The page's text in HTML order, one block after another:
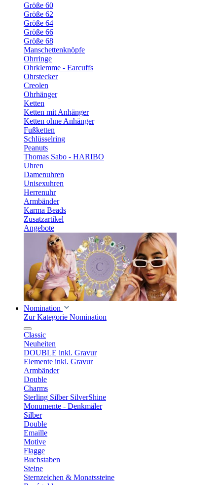
Größe 60
Größe 62
Größe 64
Größe 66
Größe 68
Manschettenknöpfe
Ohrringe
Ohrklemme - Earcuffs
Ohrstecker
Creolen
Ohrhänger
Ketten
Ketten mit Anhänger
Ketten ohne Anhänger
Fußketten
Schlüsselring
Peanuts
Thomas Sabo - HARIBO
Uhren
Damenuhren
Unisexuhren
Herrenuhr
Armbänder
Karma Beads
Zusatzartikel
Angebote
Nomination
Zur Kategorie Nomination
Classic
Neuheiten
DOUBLE inkl. Gravur
Elemente inkl. Gravur
Armbänder
Double
Charms
Sterling Silber SilverShine
Monumente - Denkmäler
Silber
Double
Emaille
Motive
Flagge
Buchstaben
Steine
Sternzeichen & Monatssteine